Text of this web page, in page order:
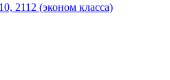
2112 (эконом класса)